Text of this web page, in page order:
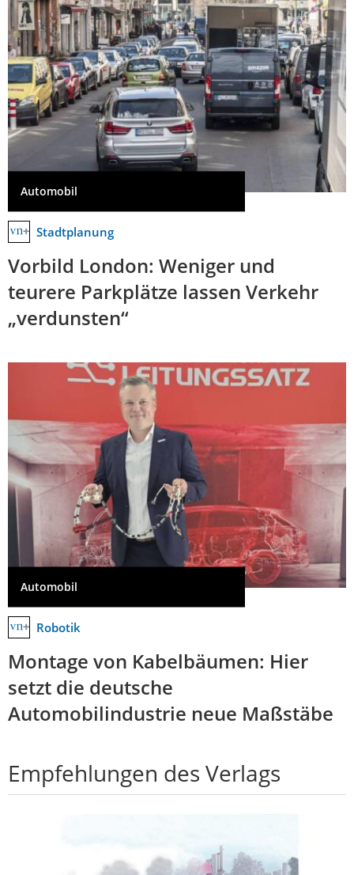
Automobil
Stadtplanung
Vorbild London: Weniger und
teurere Parkplätze lassen Verkehr
„verdunsten“
Automobil
Robotik
Montage von Kabelbäumen: Hier
setzt die deutsche
Automobilindustrie neue Maßstäbe
Empfehlungen des Verlags